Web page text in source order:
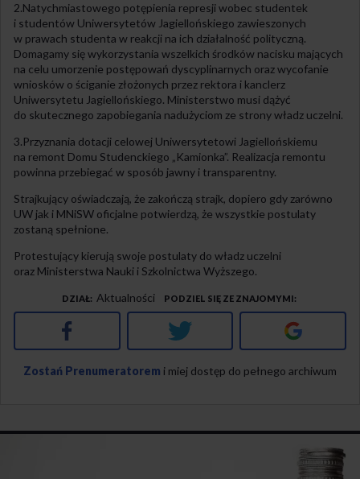
2.Natychmiastowego potępienia represji wobec studentek
i studentów Uniwersytetów Jagiellońskiego zawieszonych
w prawach studenta w reakcji na ich działalność polityczną.
Domagamy się wykorzystania wszelkich środków nacisku mających
na celu umorzenie postępowań dyscyplinarnych oraz wycofanie
wniosków o ściganie złożonych przez rektora i kanclerz
Uniwersytetu Jagiellońskiego. Ministerstwo musi dążyć
do skutecznego zapobiegania nadużyciom ze strony władz uczelni.
3.Przyznania dotacji celowej Uniwersytetowi Jagiellońskiemu
na remont Domu Studenckiego „Kamionka”. Realizacja remontu
powinna przebiegać w sposób jawny i transparentny.
Strajkujący oświadczają, że zakończą strajk, dopiero gdy zarówno
UW jak i MNiSW oficjalne potwierdzą, że wszystkie postulaty
zostaną spełnione.
Protestujący kierują swoje postulaty do władz uczelni
oraz Ministerstwa Nauki i Szkolnictwa Wyższego.
DZIAŁ Aktualności PODZIEL SIĘ ZE ZNAJOMYMI
Facebook Twitter Google+
Zostań Prenumeratorem i miej dostęp do pełnego archiwum